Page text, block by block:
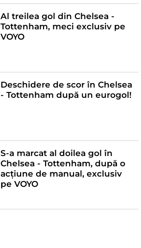
Al treilea gol din Chelsea -
Tottenham, meci exclusiv pe
VOYO
Deschidere de scor în Chelsea
- Tottenham după un eurogol!
S-a marcat al doilea gol în
Chelsea - Tottenham, după o
acțiune de manual, exclusiv
pe VOYO